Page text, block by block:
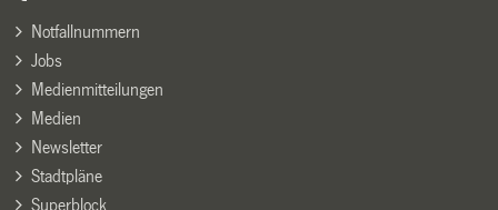
Notfallnummern
Jobs
Medienmitteilungen
Medien
Newsletter
Stadtpläne
Superblock